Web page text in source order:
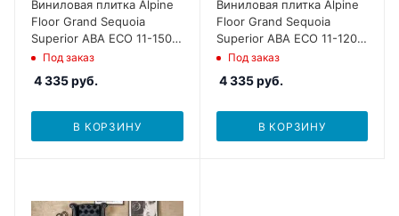
Виниловая плитка Alpine
Floor Grand Sequoia
Superior ABA ECO 11-1503
Клауд
Под заказ
4 335руб.
В КОРЗИНУ
Виниловая плитка Alpine
Floor Grand Sequoia
Superior ABA ECO 11-1203
Дейнтри
Под заказ
4 335руб.
В КОРЗИНУ